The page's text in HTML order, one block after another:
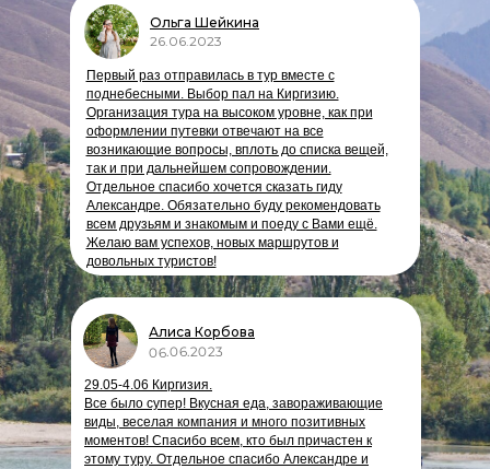
Ольга Шейкина
Первый раз отправилась в тур вместе с
поднебесными. Выбор пал на Киргизию.
Организация тура на высоком уровне, как при
оформлении путевки отвечают на все
возникающие вопросы, вплоть до списка вещей,
так и при дальнейшем сопровождении.
Отдельное спасибо хочется сказать гиду
Александре. Обязательно буду рекомендовать
всем друзьям и знакомым и поеду с Вами ещё.
Желаю вам успехов, новых маршрутов и
довольных туристов!
26.06.2023
29.05-4.06 Киргизия.
Все было супер! Вкусная еда, завораживающие
виды, веселая компания и много позитивных
моментов! Спасибо всем, кто был причастен к
этому туру. Отдельное спасибо Александре и
06.06.2023
Алиса Корбова